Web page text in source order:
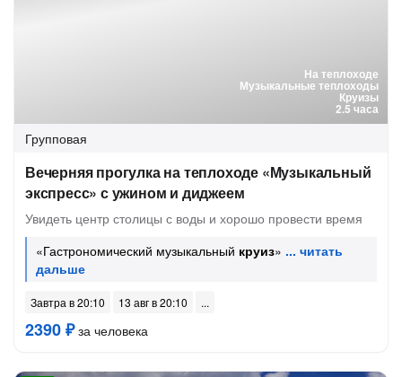
На теплоходе
Музыкальные теплоходы
Круизы
2.5 часа
Групповая
Вечерняя прогулка на теплоходе «Музыкальный
экспресс» с ужином и диджеем
Увидеть центр столицы с воды и хорошо провести время
«Гастрономический музыкальный круиз»
Завтра в 20:10 13 авг в 20:10
2390 ₽за человека